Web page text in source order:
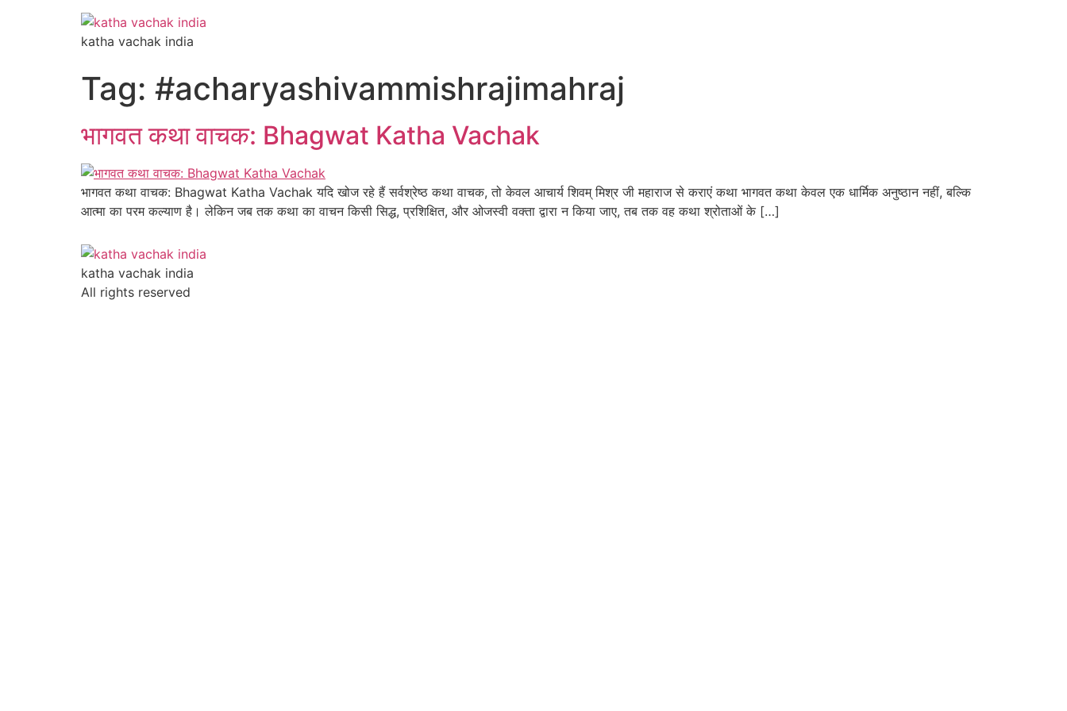
katha vachak india
Tag: #acharyashivammishrajimahraj
भागवत कथा वाचक: Bhagwat Katha Vachak
भागवत कथा वाचक: Bhagwat Katha Vachak यदि खोज रहे हैं सर्वश्रेष्ठ कथा वाचक, तो केवल आचार्य शिवम् मिश्र जी महाराज से कराएं कथा भागवत कथा केवल एक धार्मिक अनुष्ठान नहीं, बल्कि
आत्मा का परम कल्याण है। लेकिन जब तक कथा का वाचन किसी सिद्ध, प्रशिक्षित, और ओजस्वी वक्ता द्वारा न किया जाए, तब तक वह कथा श्रोताओं के […]
katha vachak india
All rights reserved